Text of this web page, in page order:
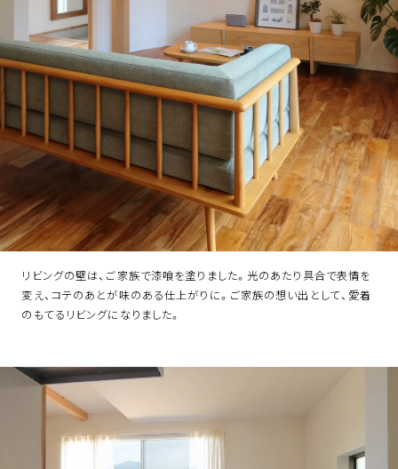
リビングの壁は、ご家族で漆喰を塗りました。光のあたり具合で表情を
変え、コテのあとが味のある仕上がりに。ご家族の想い出として、愛着
のもてるリビングになりました。